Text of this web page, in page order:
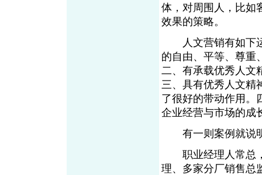
体，对周围人，比如
效果的策略。
人文营销有如下运
的自由、平等、尊重
二、有承载优秀人文
三、具有优秀人文精
了很好的带动作用。
企业经营与市场的成
有一则案例就说明
职业经理人常总，
理、多家分厂销售总